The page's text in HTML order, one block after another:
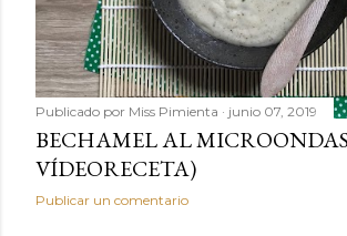
Publicado por Miss Pimienta junio 07, 2019
BECHAMEL AL
VÍDEORECETA)
Publicar un comentario